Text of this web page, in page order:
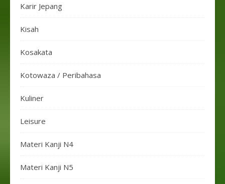
Karir Jepang
Kisah
Kosakata
Kotowaza / Peribahasa
Kuliner
Leisure
Materi Kanji N4
Materi Kanji N5